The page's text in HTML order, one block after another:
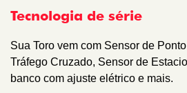
Tecnologia de série
Sua Toro vem com Sensor de
Tráfego Cruzado, Sensor de
banco com ajuste elétrico e mais.